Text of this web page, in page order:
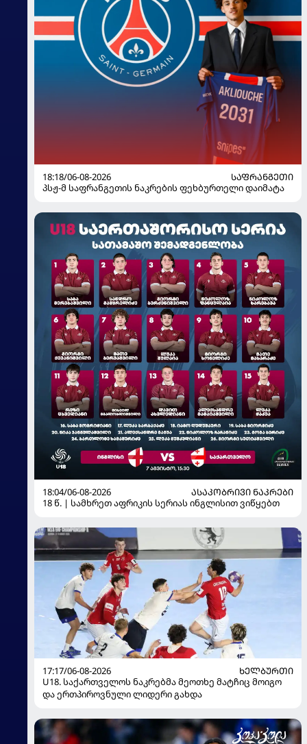
18:18/06-08-2026
ᲡᲐᲤᲠᲐᲜᲒᲔᲗᲘ
პსჟ-მ საფრანგეთის ნაკრების ფეხბურთელი დაიმატა
18:04/06-08-2026
ᲐᲡᲐᲙᲝᲑᲠᲘᲕᲘ ᲜᲐᲙᲠᲔᲑᲘ
18 წ. | სამხრეთ აფრიკის სერიას ინგლისით ვიწყებთ
17:17/06-08-2026
ᲮᲔᲚᲑᲣᲠᲗᲘ
U18. საქართველოს ნაკრებმა მეოთხე მატჩიც მოიგო
და ერთპიროვნული ლიდერი გახდა